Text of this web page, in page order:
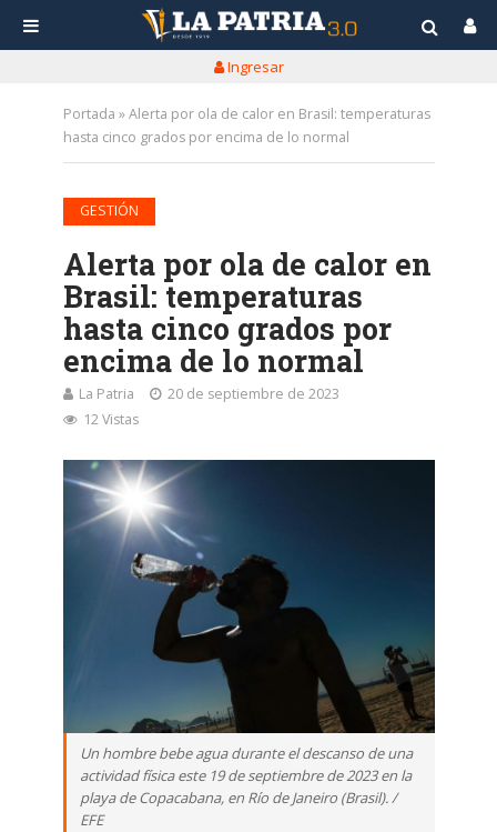
Ingresar
Portada »Alerta por ola de calor en Brasil: temperaturas
hasta cinco grados por encima de lo normal
GESTIÓN
Alerta por ola de calor en
Brasil: temperaturas
hasta cinco grados por
encima de lo normal
La Patria
20 de septiembre de 2023
12 Vistas
Un hombre bebe agua durante el descanso de una
actividad física este 19 de septiembre de 2023 en la
playa de Copacabana, en Río de Janeiro (Brasil). /
EFE